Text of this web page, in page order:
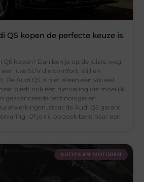
Q5 kopen de perfecte keuze is
Q5 kopen? Dan ben je op de juiste weg
luxe SUV die comfort, stijl en
De Audi Q5 is niet alleen een visueel
biedt ook een rijervaring die moeilijk
geavanceerde technologie en
staat de Audi Q5 garant
Of je nu op zoek bent naar een
AUTO’S EN MOTOREN